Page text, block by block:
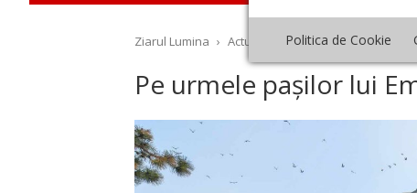
Politica de Cookie
Ziarul Lumina › Actualitate religioasă ›
Pe urmele pașilor lui
Octombrie Noiembrie Decembrie